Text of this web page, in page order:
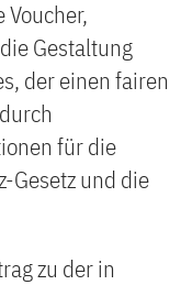
Gestaltung
der einen fairen
für die
Gesetz und die
zu der in